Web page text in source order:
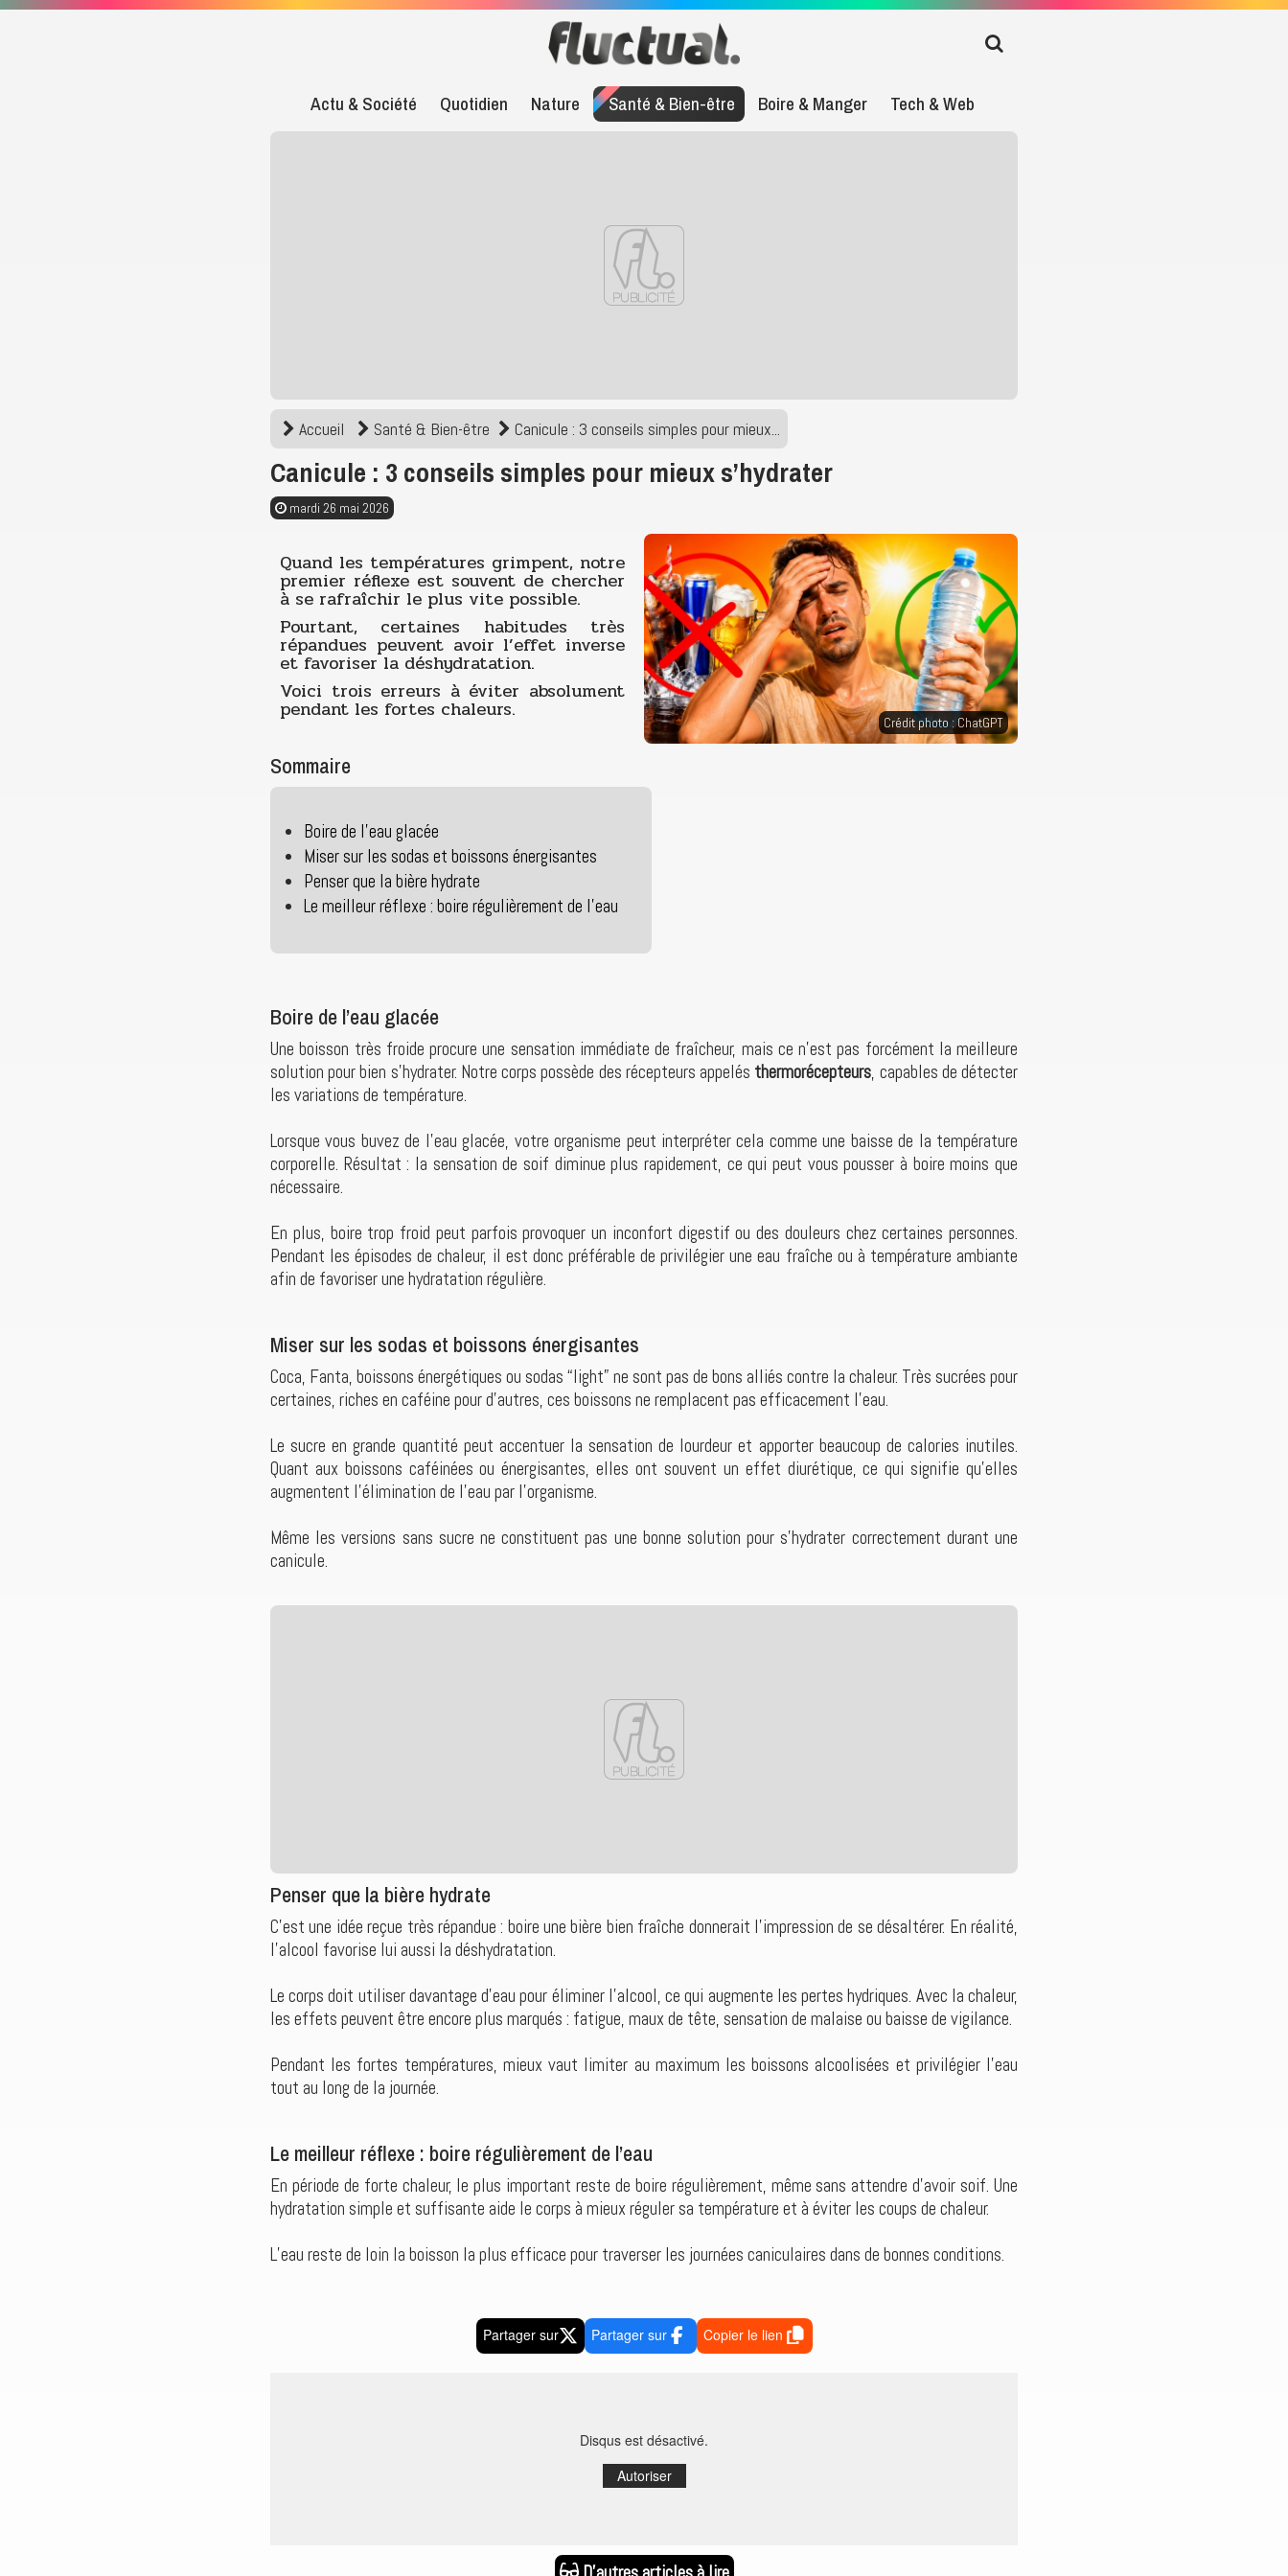
Actu & Société Quotidien Nature Santé & Bien-être Boire & Manger Tech & Web
Accueil Santé & Bien-être Canicule : 3 conseils simples pour mieux...
Canicule : 3 conseils simples pour mieux s’hydrater
mardi 26 mai 2026
Crédit photo : ChatGPT
Quand les températures grimpent, notre
premier réflexe est souvent de chercher
à se rafraîchir le plus vite possible.
Pourtant, certaines habitudes très
répandues peuvent avoir l’effet inverse
et favoriser la déshydratation.
Voici trois erreurs à éviter absolument
pendant les fortes chaleurs.
Sommaire
Boire de l’eau glacée
Miser sur les sodas et boissons énergisantes
Penser que la bière hydrate
Le meilleur réflexe : boire régulièrement de l’eau
Boire de l’eau glacée
Une boisson très froide procure une sensation immédiate de fraîcheur, mais ce n’est pas forcément la meilleure
solution pour bien s’hydrater. Notre corps possède des récepteurs appelés thermorécepteurs, capables de détecter
les variations de température.
Lorsque vous buvez de l’eau glacée, votre organisme peut interpréter cela comme une baisse de la température
corporelle. Résultat : la sensation de soif diminue plus rapidement, ce qui peut vous pousser à boire moins que
nécessaire.
En plus, boire trop froid peut parfois provoquer un inconfort digestif ou des douleurs chez certaines personnes.
Pendant les épisodes de chaleur, il est donc préférable de privilégier une eau fraîche ou à température ambiante
afin de favoriser une hydratation régulière.
Miser sur les sodas et boissons énergisantes
Coca, Fanta, boissons énergétiques ou sodas “light” ne sont pas de bons alliés contre la chaleur. Très sucrées pour
certaines, riches en caféine pour d’autres, ces boissons ne remplacent pas efficacement l’eau.
Le sucre en grande quantité peut accentuer la sensation de lourdeur et apporter beaucoup de calories inutiles.
Quant aux boissons caféinées ou énergisantes, elles ont souvent un effet diurétique, ce qui signifie qu’elles
augmentent l’élimination de l’eau par l’organisme.
Même les versions sans sucre ne constituent pas une bonne solution pour s’hydrater correctement durant une
canicule.
Penser que la bière hydrate
C’est une idée reçue très répandue : boire une bière bien fraîche donnerait l’impression de se désaltérer. En réalité,
l’alcool favorise lui aussi la déshydratation.
Le corps doit utiliser davantage d’eau pour éliminer l’alcool, ce qui augmente les pertes hydriques. Avec la chaleur,
les effets peuvent être encore plus marqués : fatigue, maux de tête, sensation de malaise ou baisse de vigilance.
Pendant les fortes températures, mieux vaut limiter au maximum les boissons alcoolisées et privilégier l’eau
tout au long de la journée.
Le meilleur réflexe : boire régulièrement de l’eau
En période de forte chaleur, le plus important reste de boire régulièrement, même sans attendre d’avoir soif. Une
hydratation simple et suffisante aide le corps à mieux réguler sa température et à éviter les coups de chaleur.
L’eau reste de loin la boisson la plus efficace pour traverser les journées caniculaires dans de bonnes conditions.
Partager sur Partager sur Copier le lien
Disqus est désactivé.
Autoriser